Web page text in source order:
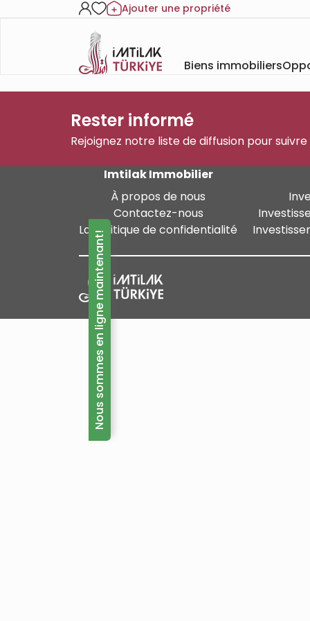
Ajouter une propriété
Biens immobiliers
Rester informé
Rejoignez notre liste de diffusion pour
Imtilak Immobilier
À propos de nous
Contactez-nous
La politique de confidentialité
Nous sommes en ligne maintenant!